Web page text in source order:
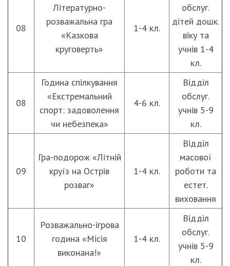
08
Літературно-
розважальна гра
«Казкова
круговерть»
1-4 кл.
обслуг.
дітей дошк.
віку та
учнів 1-4
кл.
08
Година спілкування
«Екстремальний
спорт: задоволення
чи небезпека»
4-6 кл.
Відділ
обслуг.
учнів 5-9
кл.
09
Гра-подорож «Літній
круїз на Острів
розваг»
1-4 кл.
Відділ
масової
роботи та
естет.
виховання
10
Розважально-ігрова
година «Місія
виконана!»
1-4 кл.
Відділ
обслуг.
учнів 5-9
кл.